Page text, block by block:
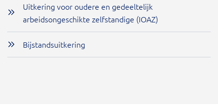
Uitkering voor oudere en gedeeltelijk
arbeidsongeschikte zelfstandige (IOAZ)
Bijstandsuitkering